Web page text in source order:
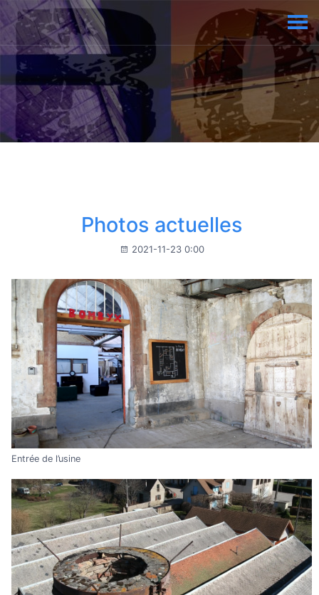
Photos actuelles
2021-11-23 0:00
Entrée de l’usine